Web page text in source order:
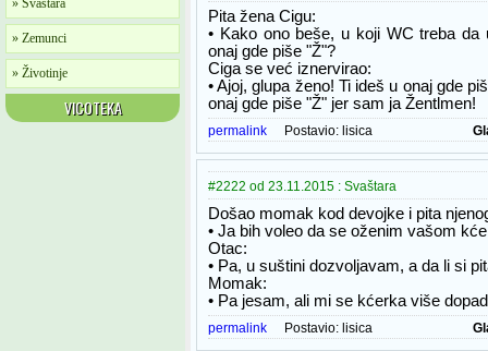
» Svaštara
» Zemunci
» Životinje
VICOTEKA
Pita žena Cigu:
• Kako ono beše, u koji WC treba
onaj gde piše "Ž"?
Ciga se već iznervirao:
• Ajoj, glupa ženo! Ti ideš u onaj gde
onaj gde piše "Ž" jer sam ja Žentlmen!
permalink Postavio: lisica
#2222 od 23.11.2015 : Svaštara
Došao momak kod devojke i pita
• Ja bih voleo da se oženim vašom
Otac:
• Pa, u suštini dozvoljavam, a da li si
Momak:
• Pa jesam, ali mi se kćerka više
permalink Postavio: lisica